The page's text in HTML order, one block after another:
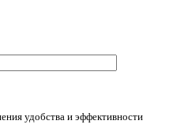
удобства и эффективности